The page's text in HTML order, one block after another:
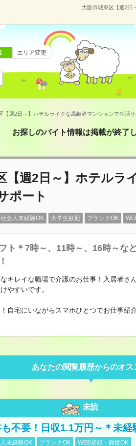
大阪市城東区【週2日
エリア変更
【週2日～】ホテルライクな高齢者マンションで生活
お探しのバイト情報は掲載が終了
【週2日～】ホテルラ
ポート
社会人未経験OK 大学生歓迎 ブランクOK
ト＊7時～、11時～、16時～な
キレイな職場で介護のお仕事！入居者さ
やすいです。
自宅にいながらスマホひとつでお仕事紹
あなたの閲覧履歴からのオス
未読
不要！日収1.1万円～＊未経
未経験OK ブランクOK WEB登録・面接OK